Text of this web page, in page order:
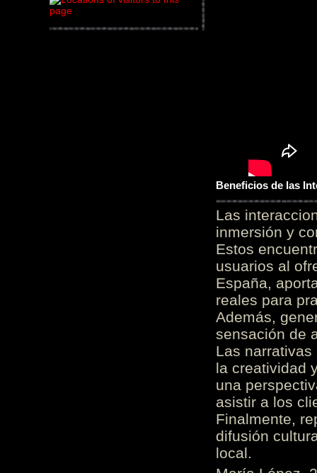
Beneficios de las
Las
inmersión y
Estos
usuarios al
España,
reales para
Además,
sensación de
Las
la creatividad
una
asistir a los
Finalmente,
difusión
local.